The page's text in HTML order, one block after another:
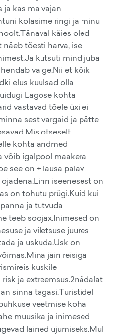
ja kas ma vajan
kolasime ringi ja minu
käies oled
näeb tõesti harva, ise
kutsuti mind juba
valge.Nii et kõik
elus kuulsad olla
Lagose kohta
vastavad tõele üxi ei
sest vargaid ja pätte
otseselt
kohta andmed
võib igalpool maakera
see on + lausa palav
iseenesest on
on tohutu prügi.Kuid kui
ja tutvuda
teeb soojax.Inimesed on
ja viletsuse juures
ja uskuda.Usk on
jäin reisiga
kuskile
ja extreemsus.2nädalat
sinna tagasi.Turistidel
veetmise koha
muusika ja inimesed
lained ujumiseks.Mul